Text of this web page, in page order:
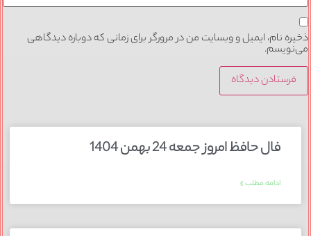
ذخیره نام، ایمیل و وبسایت من در مرورگر برای زمانی که دوباره دیدگاهی
می‌نویسم.
فال حافظ امروز جمعه 24 بهمن 1404
ادامه مطلب »